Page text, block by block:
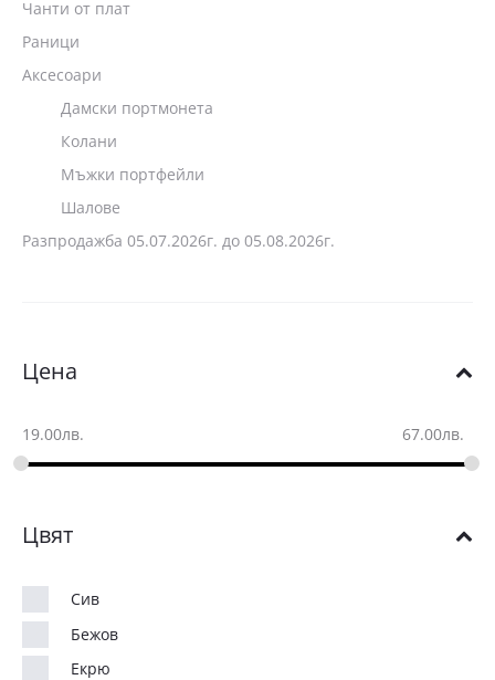
Чанти от плат
Раници
Аксесоари
Дамски портмонета
Колани
Мъжки портфейли
Шалове
Разпродажба 05.07.2026г. до 05.08.2026г.
Цена
19.00лв. 67.00лв.
Цвят
Сив
Бежов
Екрю